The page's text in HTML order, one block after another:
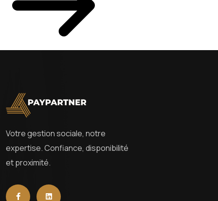
Votre gestion sociale, notre
expertise. Confiance, disponibilité
et proximité.